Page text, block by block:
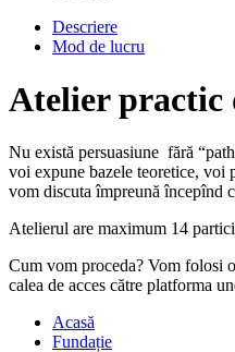
Descriere
Mod de lucru
Atelier practic
Nu există persuasiune fără
voi expune bazele teoretice, voi
vom discuta împreună începînd
Atelierul are maximum 14
Cum vom proceda? Vom folosi
calea de acces către platforma
Acasă
Fundație